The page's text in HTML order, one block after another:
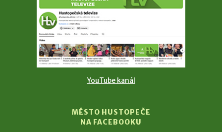
YouTube kanál
MĚSTO HUSTOPEČE
NA FACEBOOKU